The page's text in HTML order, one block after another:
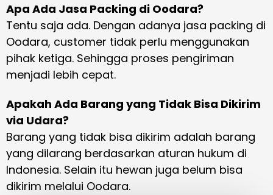
Apa Ada Jasa Packing di Oodara?
Tentu saja ada. Dengan adanya jasa packing di
Oodara, customer tidak perlu menggunakan
pihak ketiga. Sehingga proses pengiriman
menjadi lebih cepat.
Apakah Ada Barang yang Tidak Bisa Dikirim
via Udara?
Barang yang tidak bisa dikirim adalah barang
yang dilarang berdasarkan aturan hukum di
Indonesia. Selain itu hewan juga belum bisa
dikirim melalui Oodara.